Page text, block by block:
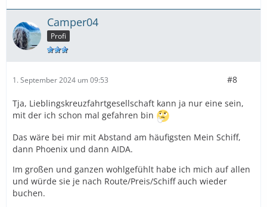
Camper04
Profi
1. September 2024 um 09:53 #8
Tja, Lieblingskreuzfahrtgesellschaft kann ja nur eine sein,
mit der ich schon mal gefahren bin
Das wäre bei mir mit Abstand am häufigsten Mein Schiff,
dann Phoenix und dann AIDA.
Im großen und ganzen wohlgefühlt habe ich mich auf allen
und würde sie je nach Route/Preis/Schiff auch wieder
buchen.